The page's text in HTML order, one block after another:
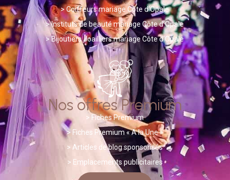
>Coiffeurs mariage Côte d’Opale
>Instituts de beauté mariage Côte d’Opale
>Bijoutiers Joailliers mariage Côte d’Opale
Nos offres Premium
> Fiches Premium
> Fiches Premium « A la Une »
>Articles de blog sponsorisés
> Emplacements publicitaires